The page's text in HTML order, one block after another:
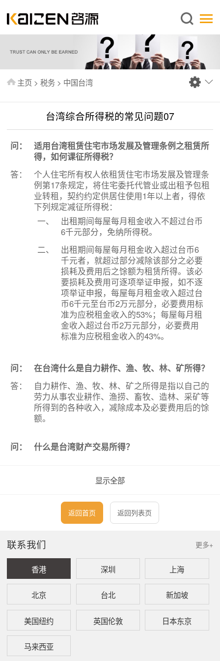
简体中文
关于启源
服务范围
出版刊物
常见问题
联系我们
主页 > 税务 > 中国台湾
台湾综合所得税的常见问题07
问：
适用台湾租赁住宅市场发展及管理条例之租赁所
得，如何课征所得税？
答：
个人住宅所有权人依租赁住宅市场发展及管理条
例第17条规定，将住宅委托代管业或出租予包租
业转租，契约约定供居住使用1年以上者，得依
下列规定减征所得税：
一、
出租期间每屋每月租金收入不超过台币
6千元部分，免纳所得税。
二、
出租期间每屋每月租金收入超过台币6
千元者，就超过部分减除该部分之必要
损耗及费用后之馀额为租赁所得。该必
要损耗及费用可逐项举证申报，如不逐
项举证申报，每屋每月租金收入超过台
币6千元至台币2万元部分，必要费用标
准为应税租金收入的53%；每屋每月租
金收入超过台币2万元部分，必要费用
标准为应税租金收入的43%。
问：
在台湾什么是自力耕作、渔、牧、林、矿所得？
答：
自力耕作、渔、牧、林、矿之所得是指以自己的
劳力从事农业耕作、渔捞、畜牧、造林、采矿等
所得到的各种收入，减除成本及必要费用后的馀
额。
问：
什么是台湾财产交易所得？
得，它的计算方式分项说明如下：
的成交价额，减去原来取得时的成本，
及因取得、改良及移转该项财产或权利
而支付之一切费用后的馀额为所得额。
500万元，支付佣金台币20万元，当初
的财产交易所得就是台币280万元。
二、 因为继承或赠与而取得的财产或权利，
以它出售时的成交价额减去继承时或受
赠时的时价，及因取得、改良及移转该
项财产或权利而支付之一切费用后的馀
额作为所得额。
三、
的交易所得，依法免纳综合所得税。
显示全部
返回首页 返回列表页
更多+
联系我们
香港 深圳 上海
北京 台北 新加坡
美国纽约 英国伦敦 日本东京
马来西亚